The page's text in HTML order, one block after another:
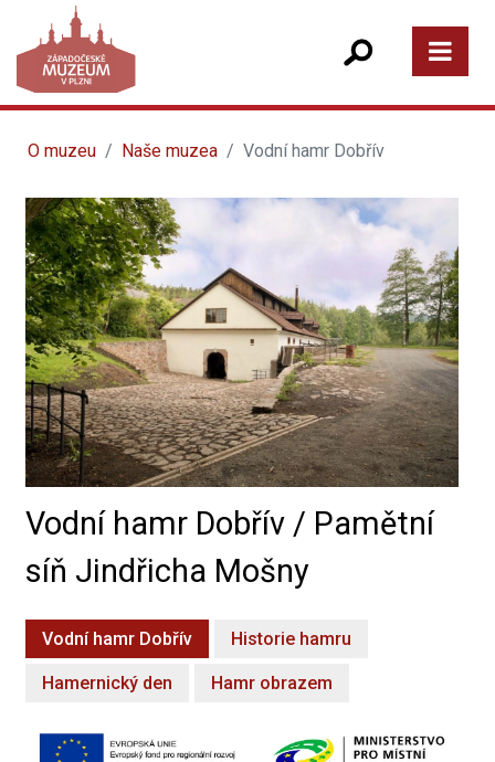
O muzeu Naše muzea Vodní hamr Dobřív
Vodní hamr Dobřív / Pamětní
síň Jindřicha Mošny
Vodní hamr Dobřív Historie hamru
Hamernický den Hamr obrazem